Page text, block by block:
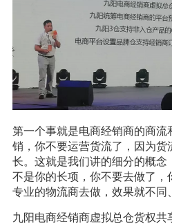
第一个事就是电商经销商的商流
销，你不要运营货流了，因为货
长。这就是我们讲的细分的概念
不是你的长项，你不要去做了，
专业的物流商去做，效果就不同
九阳电商经销商虚拟总仓货权